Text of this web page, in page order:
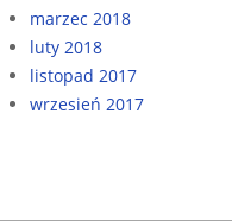
marzec 2018
luty 2018
listopad 2017
wrzesień 2017